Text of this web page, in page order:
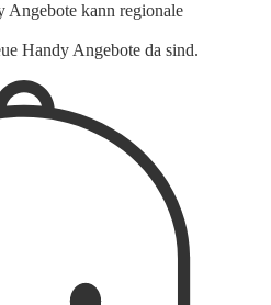
Angebote kann regionale
Handy Angebote da sind.